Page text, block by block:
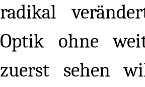
radikal
Optik ohne
zuerst sehen